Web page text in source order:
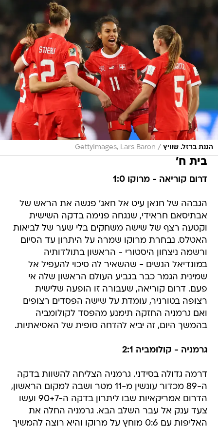
הגנת ברזל. שוויץ /
GettyImages, Lars Baron
בית ח'
דרום קוריאה - מרוקו 1:0
הגבהה של חנאן עיט אל חאג' פגשה את הראש של
אבתיסאם חראידי, שנגחה פנימה בדקה השישית
וקטעה רצף של שישה משחקים בלי שער של לביאות
האטלס. נבחרת מרוקו שמרה על היתרון עד הסיום
ורשמה ניצחון היסטורי - הראשון בתולדותיה
במונדיאל הנשים - שהשאיר לה סיכוי להעפיל אל
שמינית הגמר כבר בגביע העולם הראשון שלה אי
פעם. דרום קוריאה, שעבורה זו הופעה שלישית
רצופה בטורניר, עומדת על שישה הפסדים רצופים
ואם גרמניה החזקה תימנע מהפסד לקולומביה
בהמשך היום, זה יביא להדחה סופית של האסיאתיות.
גרמניה - קולומביה 2:1
דרמה גדולה בסידני. גרמניה הצליחה להשוות בדקה
ה-89 מכדור עונשין מ-11 מטר ושבה למקום הראשון,
הדרום אמריקאיות שבו ליתרון בדקה ה-90+7 ועשו
צעד ענק אל עבר השלב הבא. גרמניה החלה את
האליפות עם 0:6 מוחץ על מרוקו והיא רוצה להמשיך